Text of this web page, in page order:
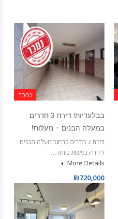
נמכר
בבלעדיות! דירת 3 חדרים
במעלה הבנים – מעלות!
דירת 3 חדרים ברחוב מעלה הבנים
לדירה נגישות נוחה.…
More Details
₪720,000